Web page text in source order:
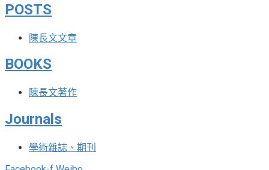
POSTS
陳長文文章
BOOKS
陳長文著作
Journals
學術雜誌、期刊